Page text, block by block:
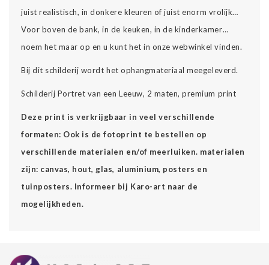
juist realistisch, in donkere kleuren of juist enorm vrolijk…
Voor boven de bank, in de keuken, in de kinderkamer…
noem het maar op en u kunt het in onze webwinkel vinden.
Bij dit schilderij wordt het ophangmateriaal meegeleverd.
Schilderij Portret van een Leeuw, 2 maten, premium print
Deze print is verkrijgbaar in veel verschillende
formaten: Ook is de fotoprint te bestellen op
verschillende materialen en/of meerluiken. materialen
zijn: canvas, hout, glas, aluminium, posters en
tuinposters. Informeer bij Karo-art naar de
mogelijkheden.